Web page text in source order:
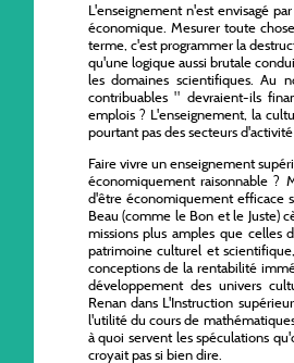
L'enseignement n'est envisagé
économique. Mesurer toute
terme, c'est programmer la
qu'une logique aussi brutale
les domaines scientifiques. Au
contribuables " devraient-ils
emplois ? L'enseignement, la
pourtant pas des secteurs
Faire vivre un enseignement
économiquement raisonnable ?
d'être économiquement efficace
Beau (comme le Bon et le Juste)
missions plus amples que celles
patrimoine culturel et
conceptions de la rentabilité
développement des univers
Renan dans L'Instruction
l'utilité du cours de
à quoi servent les spéculations
croyait pas si bien dire.